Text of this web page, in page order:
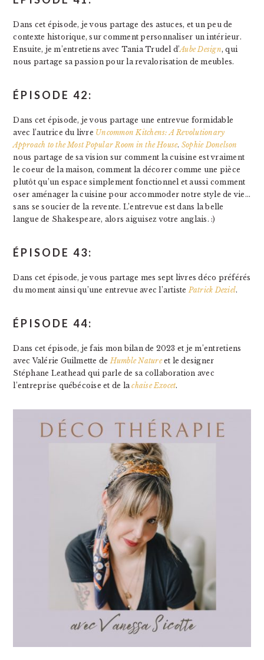
Dans cet épisode, je vous partage des astuces, et un peu de
contexte historique, sur comment personnaliser un intérieur.
Ensuite, je m’entretiens avec Tania Trudel d’Aube Design, qui
nous partage sa passion pour la revalorisation de meubles.
ÉPISODE 42:
Dans cet épisode, je vous partage une entrevue formidable
avec l’autrice du livre Uncommon Kitchens: A Revolutionary
Approach to the Most Popular Room in the House. Sophie Donelson
nous partage de sa vision sur comment la cuisine est vraiment
le coeur de la maison, comment la décorer comme une pièce
plutôt qu’un espace simplement fonctionnel et aussi comment
oser aménager la cuisine pour accommoder notre style de vie…
sans se soucier de la revente. L’entrevue est dans la belle
langue de Shakespeare, alors aiguisez votre anglais. :)
ÉPISODE 43:
Dans cet épisode, je vous partage mes sept livres déco préférés
du moment ainsi qu’une entrevue avec l’artiste Patrick Deziel.
ÉPISODE 44:
Dans cet épisode, je fais mon bilan de 2023 et je m’entretiens
avec Valérie Guilmette de Humble Natureet le designer
Stéphane Leathead qui parle de sa collaboration avec
l’entreprise québécoise et de lachaise Exocet.